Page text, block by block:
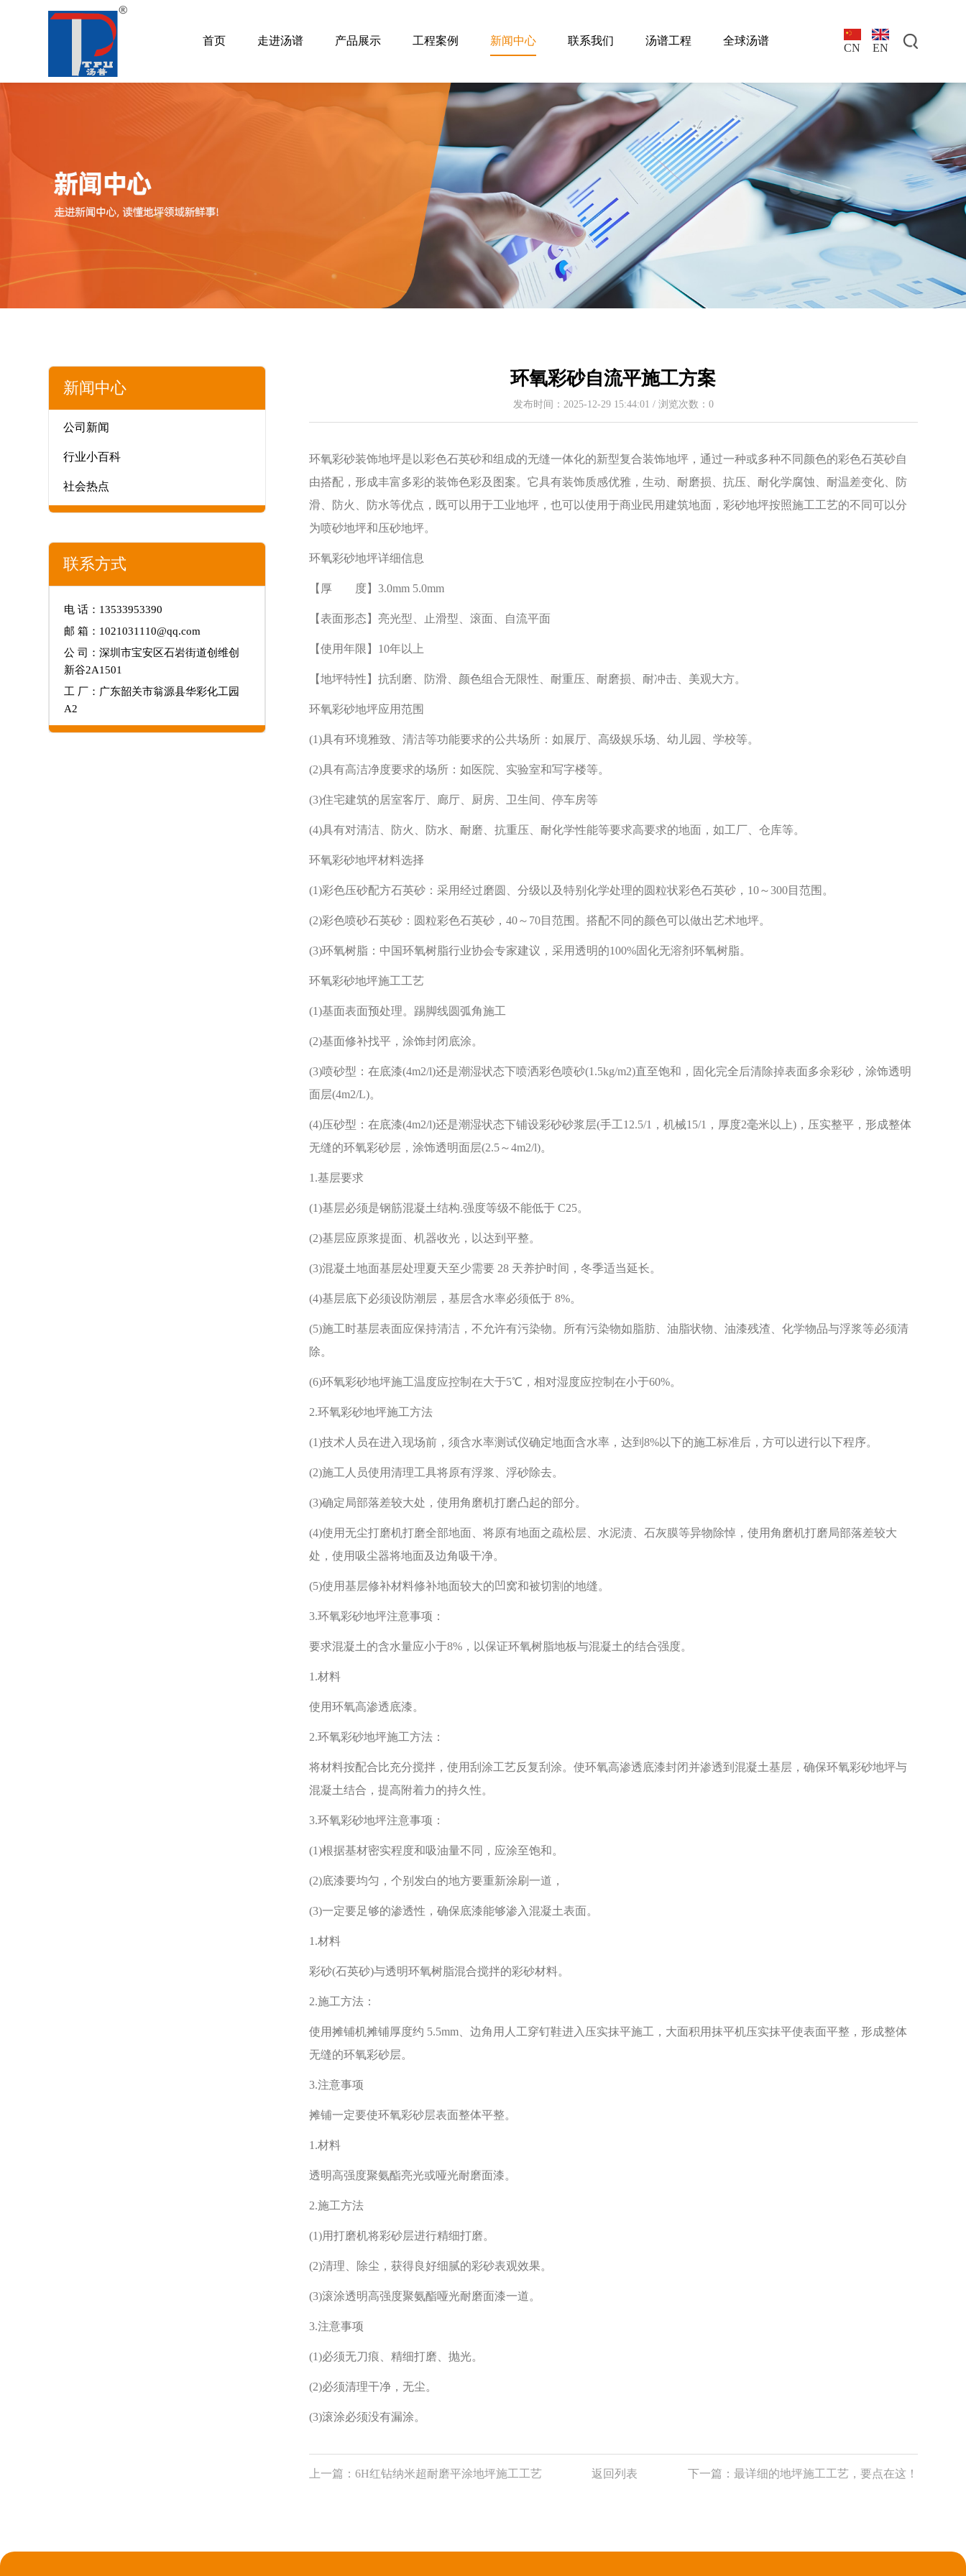
首页 走进汤谱 产品展示 工程案例 新闻中心 联系我们 汤谱工程 全球汤谱
CN EN
新闻中心
公司新闻
行业小百科
社会热点
联系方式
电 话：13533953390
邮 箱：1021031110@qq.com
公 司：深圳市宝安区石岩街道创维创
新谷2A1501
工 厂：广东韶关市翁源县华彩化工园
A2
环氧彩砂自流平施工方案
发布时间：2025-12-29 15:44:01 / 浏览次数： 0
环氧彩砂装饰地坪是以彩色石英砂和组成的无缝一体化的新型复合装饰地坪，通过一种或多种不同颜色的彩色石英砂自
由搭配，形成丰富多彩的装饰色彩及图案。它具有装饰质感优雅，生动、耐磨损、抗压、耐化学腐蚀、耐温差变化、防
滑、防火、防水等优点，既可以用于工业地坪，也可以使用于商业民用建筑地面，彩砂地坪按照施工工艺的不同可以分
为喷砂地坪和压砂地坪。
环氧彩砂地坪详细信息
【厚 度】3.0mm 5.0mm
【表面形态】亮光型、止滑型、滚面、自流平面
【使用年限】10年以上
【地坪特性】抗刮磨、防滑、颜色组合无限性、耐重压、耐磨损、耐冲击、美观大方。
环氧彩砂地坪应用范围
(1)具有环境雅致、清洁等功能要求的公共场所：如展厅、高级娱乐场、幼儿园、学校等。
(2)具有高洁净度要求的场所：如医院、实验室和写字楼等。
(3)住宅建筑的居室客厅、廊厅、厨房、卫生间、停车房等
(4)具有对清洁、防火、防水、耐磨、抗重压、耐化学性能等要求高要求的地面，如工厂、仓库等。
环氧彩砂地坪材料选择
(1)彩色压砂配方石英砂：采用经过磨圆、分级以及特别化学处理的圆粒状彩色石英砂，10～300目范围。
(2)彩色喷砂石英砂：圆粒彩色石英砂，40～70目范围。搭配不同的颜色可以做出艺术地坪。
(3)环氧树脂：中国环氧树脂行业协会专家建议，采用透明的100%固化无溶剂环氧树脂。
环氧彩砂地坪施工工艺
(1)基面表面预处理。踢脚线圆弧角施工
(2)基面修补找平，涂饰封闭底涂。
(3)喷砂型：在底漆(4m2/l)还是潮湿状态下喷洒彩色喷砂(1.5kg/m2)直至饱和，固化完全后清除掉表面多余彩砂，涂饰透明
面层(4m2/L)。
(4)压砂型：在底漆(4m2/l)还是潮湿状态下铺设彩砂砂浆层(手工12.5/1，机械15/1，厚度2毫米以上)，压实整平，形成整体
无缝的环氧彩砂层，涂饰透明面层(2.5～4m2/l)。
1.基层要求
(1)基层必须是钢筋混凝土结构.强度等级不能低于 C25。
(2)基层应原浆提面、机器收光，以达到平整。
(3)混凝土地面基层处理夏天至少需要 28 天养护时间，冬季适当延长。
(4)基层底下必须设防潮层，基层含水率必须低于 8%。
(5)施工时基层表面应保持清洁，不允许有污染物。所有污染物如脂肪、油脂状物、油漆残渣、化学物品与浮浆等必须清
除。
(6)环氧彩砂地坪施工温度应控制在大于5℃，相对湿度应控制在小于60%。
2.环氧彩砂地坪施工方法
(1)技术人员在进入现场前，须含水率测试仪确定地面含水率，达到8%以下的施工标准后，方可以进行以下程序。
(2)施工人员使用清理工具将原有浮浆、浮砂除去。
(3)确定局部落差较大处，使用角磨机打磨凸起的部分。
(4)使用无尘打磨机打磨全部地面、将原有地面之疏松层、水泥渍、石灰膜等异物除悼，使用角磨机打磨局部落差较大
处，使用吸尘器将地面及边角吸干净。
(5)使用基层修补材料修补地面较大的凹窝和被切割的地缝。
3.环氧彩砂地坪注意事项：
要求混凝土的含水量应小于8%，以保证环氧树脂地板与混凝土的结合强度。
1.材料
使用环氧高渗透底漆。
2.环氧彩砂地坪施工方法：
将材料按配合比充分搅拌，使用刮涂工艺反复刮涂。使环氧高渗透底漆封闭并渗透到混凝土基层，确保环氧彩砂地坪与
混凝土结合，提高附着力的持久性。
3.环氧彩砂地坪注意事项：
(1)根据基材密实程度和吸油量不同，应涂至饱和。
(2)底漆要均匀，个别发白的地方要重新涂刷一道，
(3)一定要足够的渗透性，确保底漆能够渗入混凝土表面。
1.材料
彩砂(石英砂)与透明环氧树脂混合搅拌的彩砂材料。
2.施工方法：
使用摊铺机摊铺厚度约 5.5mm、边角用人工穿钉鞋进入压实抹平施工，大面积用抹平机压实抹平使表面平整，形成整体
无缝的环氧彩砂层。
3.注意事项
摊铺一定要使环氧彩砂层表面整体平整。
1.材料
透明高强度聚氨酯亮光或哑光耐磨面漆。
2.施工方法
(1)用打磨机将彩砂层进行精细打磨。
(2)清理、除尘，获得良好细腻的彩砂表观效果。
(3)滚涂透明高强度聚氨酯哑光耐磨面漆一道。
3.注意事项
(1)必须无刀痕、精细打磨、抛光。
(2)必须清理干净，无尘。
(3)滚涂必须没有漏涂。
上一篇：6H红钻纳米超耐磨平涂地坪施工工艺 返回列表 下一篇： 最详细的地坪施工工艺，要点在这！